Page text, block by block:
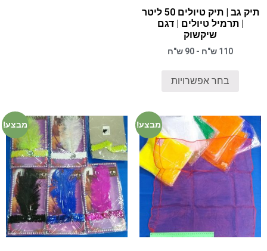
תיק גב | תיק טיולים 50 ליטר
| תרמיל טיולים | דגם
שיקשוק
110 ש"ח - 90 ש"ח
בחר אפשרויות
מבצע! מבצע!